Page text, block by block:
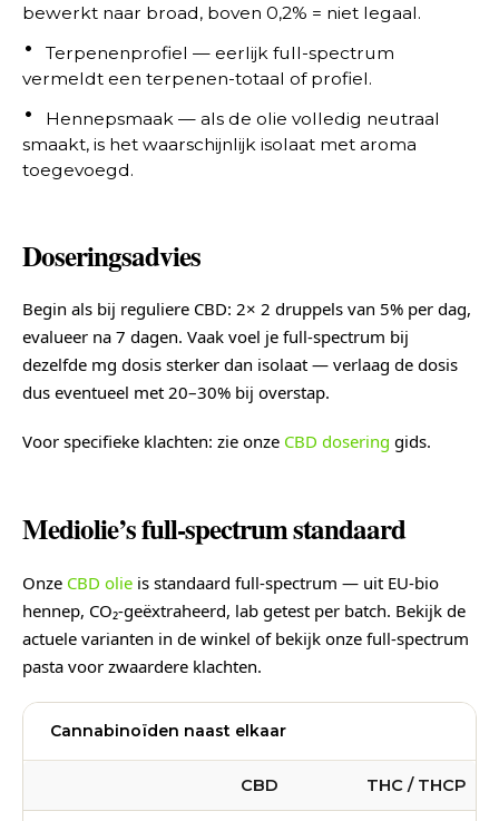
bewerkt naar broad, boven 0,2% = niet legaal.
Terpenenprofiel — eerlijk full-spectrum
vermeldt een terpenen-totaal of profiel.
Hennepsmaak — als de olie volledig neutraal
smaakt, is het waarschijnlijk isolaat met aroma
toegevoegd.
Doseringsadvies
Begin als bij reguliere CBD: 2× 2 druppels van 5% per dag,
evalueer na 7 dagen. Vaak voel je full-spectrum bij
dezelfde mg dosis sterker dan isolaat — verlaag de dosis
dus eventueel met 20–30% bij overstap.
Voor specifieke klachten: zie onze CBD dosering gids.
Mediolie’s full-spectrum standaard
Onze CBD olie is standaard full-spectrum — uit EU-bio
hennep, CO₂-geëxtraheerd, lab getest per batch. Bekijk de
actuele varianten in de winkel of bekijk onze full-spectrum
pasta voor zwaardere klachten.
Cannabinoïden naast elkaar
CBD THC / THCP